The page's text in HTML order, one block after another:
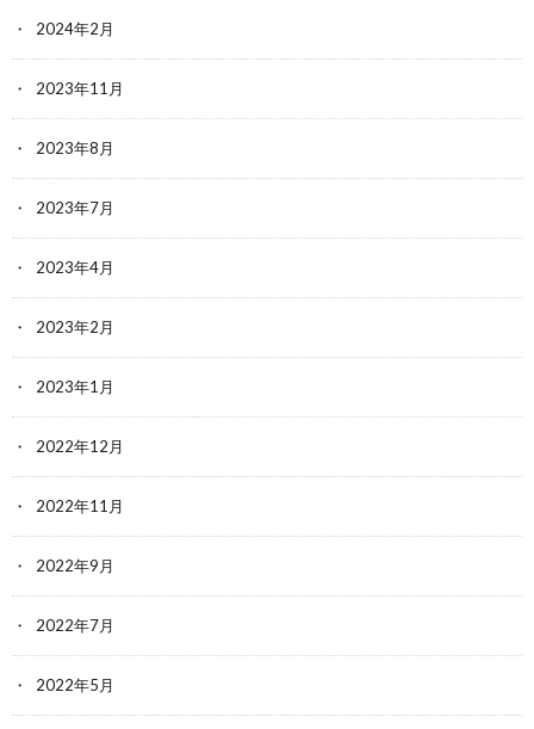
2024年2月
2023年11月
2023年8月
2023年7月
2023年4月
2023年2月
2023年1月
2022年12月
2022年11月
2022年9月
2022年7月
2022年5月